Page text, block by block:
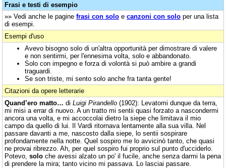
Frasi e testi di esempio
»» Vedi anche le pagine frasi con solo e canzoni con solo per una lista
di esempi.
Esempi d'uso
Avevo bisogno solo di un'altra opportunità per dimostrare di valere
e non sentirmi, per l'ennesima volta, solo e abbandonato.
Solo con impegno e forza di volontà si può ambire a grandi
traguardi.
Se son triste, mi sento solo anche fra tanta gente!
Citazioni da opere letterarie
Quand’ero matto… di Luigi Pirandello (1902): Levatomi dunque da terra,
mi misi a errar di nuovo. A un tratto mi sentii quasi forzato a nascondermi
ancora una volta, e mi accoccolai dietro la siepe che limitava il mio
campo da quello di lui. Il Vardi ritornava lentamente alla sua villa. Nel
passare davanti a me, nascosto dalla siepe, lo sentii sospirare
profondamente nella notte. Quel sospiro me lo avvicinò tanto, che quasi
ne provai ribrezzo. Ah, per quel sospiro fui proprio sul punto d'ucciderlo.
Potevo, solo che avessi alzato un po' il fucile, anche senza darmi la pena
di prendere la mira; tanto vicino mi passava. Lo lasciai passare.